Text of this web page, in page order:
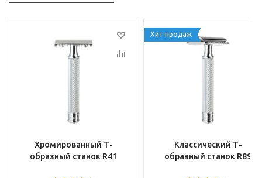
Хромированный Т-
образный станок R41
Хит продаж
Классический Т-
образный станок R89